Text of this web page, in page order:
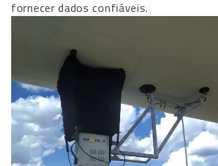
fornecer dados confiáveis.